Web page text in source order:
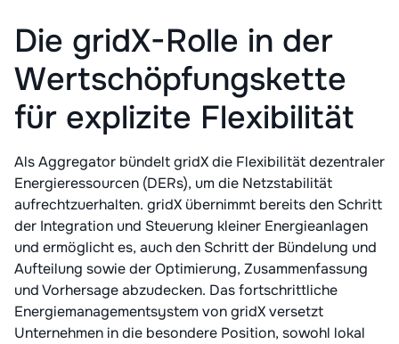
Die gridX-Rolle in der
Wertschöpfungskette
für explizite Flexibilität
Als Aggregator bündelt gridX die Flexibilität dezentraler
Energieressourcen (DERs), um die Netzstabilität
aufrechtzuerhalten. gridX übernimmt bereits den Schritt
der Integration und Steuerung kleiner Energieanlagen
und ermöglicht es, auch den Schritt der Bündelung und
Aufteilung sowie der Optimierung, Zusammenfassung
und Vorhersage abzudecken. Das fortschrittliche
Energiemanagementsystem von gridX versetzt
Unternehmen in die besondere Position, sowohl lokal